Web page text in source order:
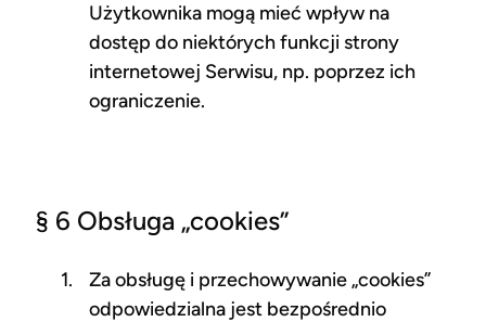
Użytkownika mogą mieć wpływ na
dostęp do niektórych funkcji strony
internetowej Serwisu, np. poprzez ich
ograniczenie.
§ 6 Obsługa „cookies”
Za obsługę i przechowywanie „cookies”
odpowiedzialna jest bezpośrednio